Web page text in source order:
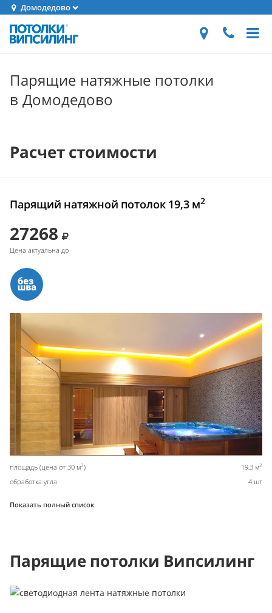
Домодедово
Парящие натяжные потолки
в Домодедово
Расчет стоимости
Парящий натяжной потолок 19,3 м2
27268
Цена актуальна до
площадь (цена от 30 м2) 19,3 м2
обработка угла 4 шт
Показать полный список
Парящие потолки Випсилинг